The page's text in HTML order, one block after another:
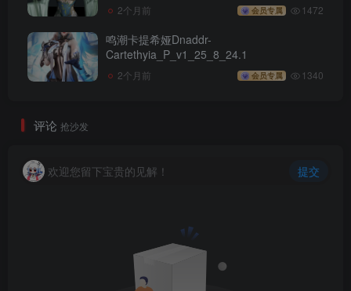
2个月前 会员专属 1472
鸣潮卡提希娅Dnaddr-
Cartethyia_P_v1_25_8_24.1
2个月前 会员专属 1340
评论 抢沙发
欢迎您留下宝贵的见解！ 提交